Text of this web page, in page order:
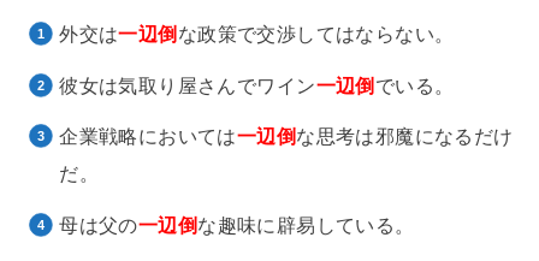
外交は一辺倒 な政策で交渉してはならない。
彼女は気取り屋さんでワイン一辺倒 でいる。
企業戦略においては一辺倒な思考は邪魔になるだけ
だ。
母は父の一辺倒な趣味に辟易している。